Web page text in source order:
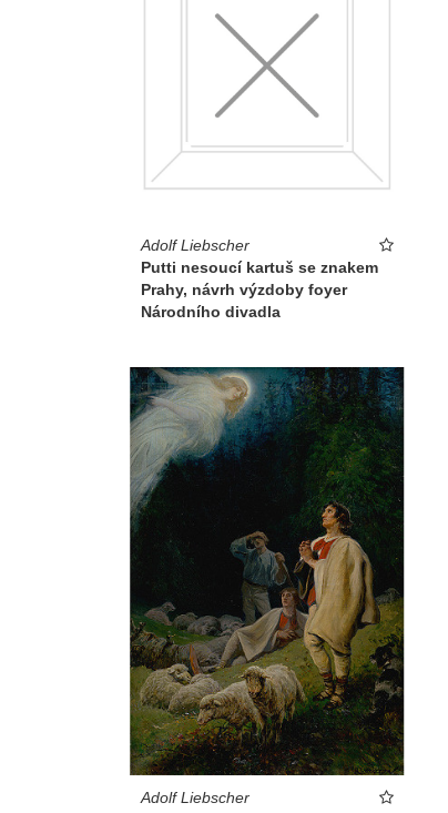
Adolf Liebscher
Putti nesoucí kartuš se znakem
Prahy, návrh výzdoby foyer
Národního divadla
Adolf Liebscher